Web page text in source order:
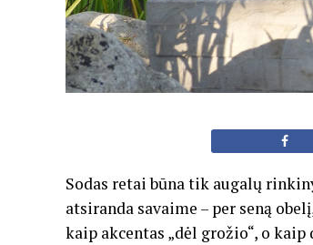
Sodas retai būna tik augalų
atsiranda savaime – per seną
kaip akcentas „dėl grožio“, o